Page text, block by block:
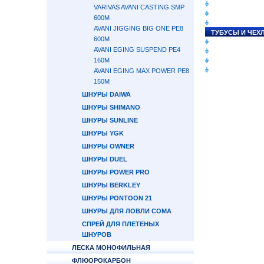
VARIVAS AVANI CASTING SMP
600М
AVANI JIGGING BIG ONE PE8
600M
AVANI EGING SUSPEND PE4
160M
AVANI EGING MAX POWER PE8
150M
ШНУРЫ DAIWA
ШНУРЫ SHIMANO
ШНУРЫ SUNLINE
ШНУРЫ YGK
ШНУРЫ OWNER
ШНУРЫ DUEL
ШНУРЫ POWER PRO
ШНУРЫ BERKLEY
ШНУРЫ PONTOON 21
ШНУРЫ ДЛЯ ЛОВЛИ СОМА
СПРЕЙ ДЛЯ ПЛЕТЕНЫХ
ШНУРОВ
ЛЕСКА МОНОФИЛЬНАЯ
ФЛЮОРОКАРБОН
ТУБУСЫ И